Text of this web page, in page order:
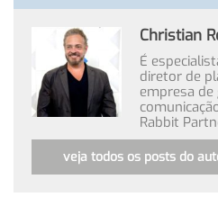
Christian
É
diretor de
empresa
Rabbit
veja todos os posts do